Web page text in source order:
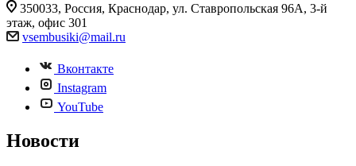
350033, Россия, Краснодар, ул. Ставропольская 96А, 3-й
этаж, офис 301
vsembusiki@mail.ru
Вконтакте
Instagram
YouTube
Новости